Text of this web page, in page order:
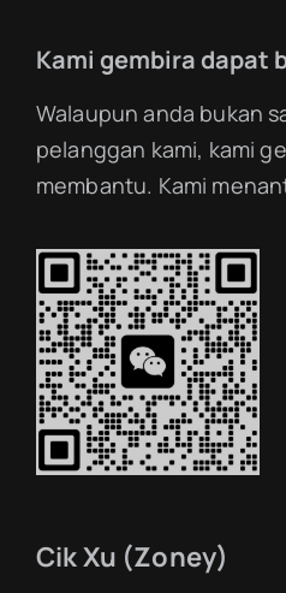
Kami gembira dapat
Walaupun anda bukan
pelanggan kami, kami
membantu. Kami
Cik Xu (Zoney)